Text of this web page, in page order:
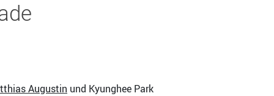
Augustin und Kyunghee Park